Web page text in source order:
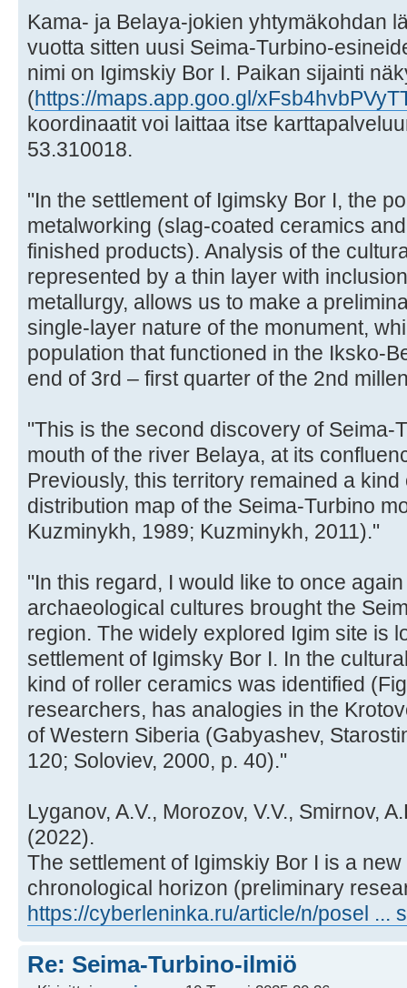
Kama- ja Belaya-jokien yhtymäkohdan
vuotta sitten uusi Seima-Turbino-
nimi on Igimskiy Bor I. Paikan sijainti
(https://maps.app.goo.gl/
koordinaatit voi laittaa itse
53.310018.
"In the settlement of Igimsky Bor I, the
metalworking (slag-coated ceramics
finished products). Analysis of the
represented by a thin layer with
metallurgy, allows us to make a
single-layer nature of the monument,
population that functioned in the Iksko-
end of 3rd – first quarter of the 2nd
"This is the second discovery of Seima-
mouth of the river Belaya, at its
Previously, this territory remained a
distribution map of the Seima-Turbino
Kuzminykh, 1989; Kuzminykh, 2011)."
"In this regard, I would like to once
archaeological cultures brought the
region. The widely explored Igim site is
settlement of Igimsky Bor I. In the
kind of roller ceramics was identified
researchers, has analogies in the
of Western Siberia (Gabyashev,
120; Soloviev, 2000, p. 40)."
Lyganov, A.V., Morozov, V.V., Smirnov,
(2022).
The settlement of Igimskiy Bor I is a
chronological horizon (preliminary
https://cyberleninka.ru/article/n/posel ...
Re: Seima-Turbino-ilmiö